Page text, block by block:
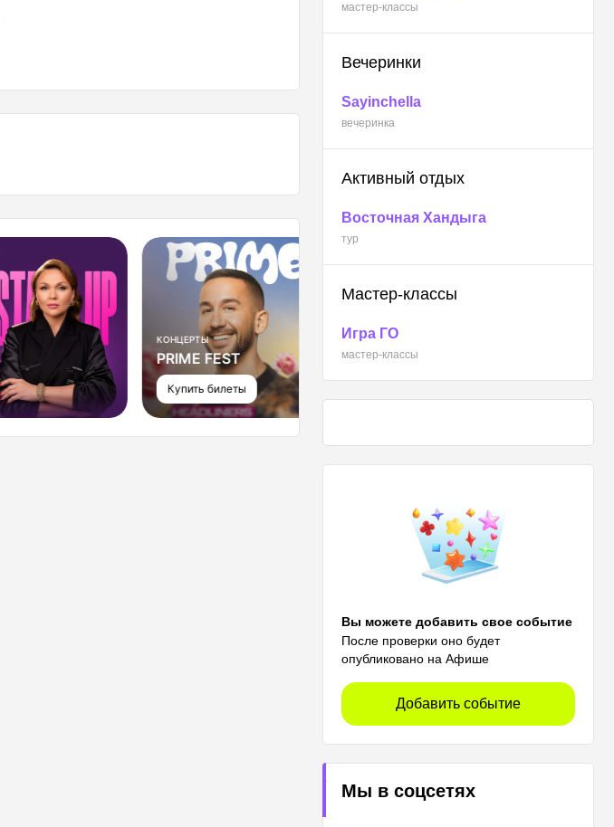
КОНЦЕРТЫ
PRIME FEST
Купить билеты
Часть 2
мастер-классы
Вечеринки
Sayinchella
вечеринка
Активный отдых
Восточная Хандыга
тур
Мастер-классы
Игра ГО
мастер-классы
Вы можете добавить свое событие
После проверки оно будет
опубликовано на Афише
Добавить событие
Мы в соцсетях